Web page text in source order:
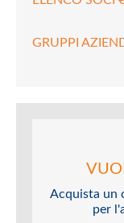
GRUPPI
Acquista un
per